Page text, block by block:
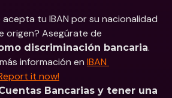
tu IBAN por su nacionalidad
discriminación bancaria.
información en IBAN
it now!
Bancarias y tener una